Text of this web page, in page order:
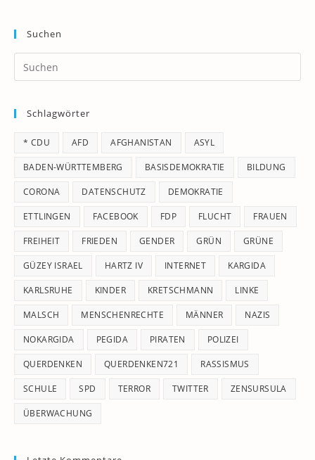
Suchen
Schlagwörter
* CDU AFD AFGHANISTAN ASYL
BADEN-WÜRTTEMBERG BASISDEMOKRATIE BILDUNG
CORONA DATENSCHUTZ DEMOKRATIE
ETTLINGEN FACEBOOK FDP FLUCHT FRAUEN
FREIHEIT FRIEDEN GENDER GRÜN GRÜNE
GÜZEY ISRAEL HARTZ IV INTERNET KARGIDA
KARLSRUHE KINDER KRETSCHMANN LINKE
MALSCH MENSCHENRECHTE MÄNNER NAZIS
NOKARGIDA PEGIDA PIRATEN POLIZEI
QUERDENKEN QUERDENKEN721 RASSISMUS
SCHULE SPD TERROR TWITTER ZENSURSULA
ÜBERWACHUNG